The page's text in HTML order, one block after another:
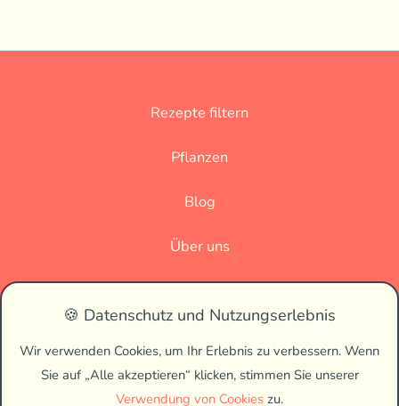
🍪 Datenschutz und Nutzungserlebnis
Wir verwenden Cookies, um Ihr Erlebnis zu verbessern. Wenn
Sie auf „Alle akzeptieren“ klicken, stimmen Sie unserer
Verwendung von Cookies zu.
Rezepte filtern
Pflanzen
Blog
Über uns